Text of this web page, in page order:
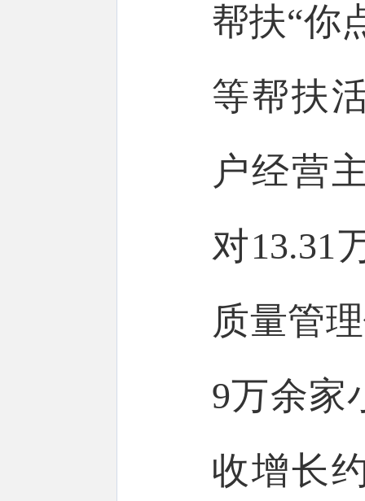
帮扶“你
等帮扶
户经营
对13.31
质量管
9万余家
收增长